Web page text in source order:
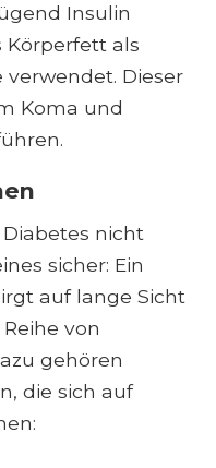
Insulin
als
Dieser
Koma und
nicht
sicher: Ein
auf lange Sicht
von
gehören
die sich auf